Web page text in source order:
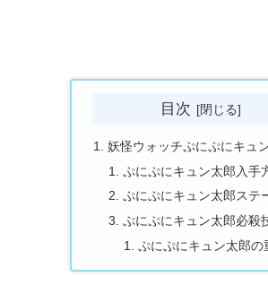
目次
妖怪ウォッチぷにぷにキュ
ぷにぷにキュン太郎入手
ぷにぷにキュン太郎ステ
ぷにぷにキュン太郎必殺
ぷにぷにキュン太郎の